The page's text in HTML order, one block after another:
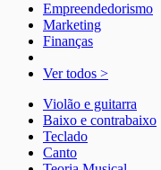
Empreendedorismo
Marketing
Finanças
Ver todos >
Violão e guitarra
Baixo e contrabaixo
Teclado
Canto